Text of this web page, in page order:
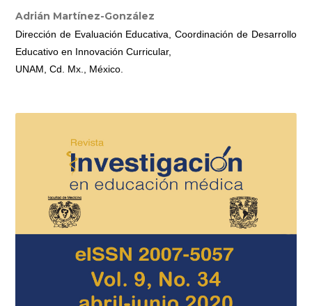
Adrián Martínez-González
Dirección de Evaluación Educativa, Coordinación de Desarrollo
Educativo en Innovación Curricular,
UNAM, Cd. Mx., México.